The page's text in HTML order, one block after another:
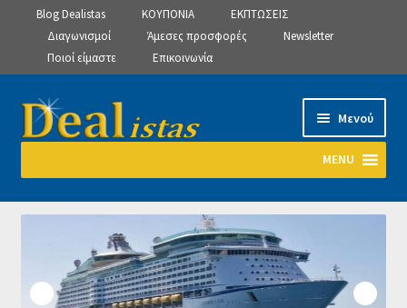
Blog Dealistas ΚΟΥΠΟΝΙΑ
ΕΚΠΤΩΣΕΙΣ
Διαγωνισμοί
Άμεσες προσφορές
Newsletter
Ποιοί είμαστε
Επικοινωνία
Απευθείας
μετάβαση
πλοήγηση
Μετάβαση
σε
Μενού
MENU
Αρχική
Manage Subscriptions
Manage Subscriptions